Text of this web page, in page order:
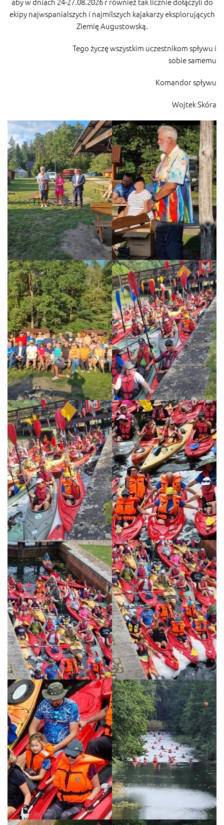
ekipy najwspanialszych i najmilszych kajakarzy eksplorujących
Ziemię Augustowską.
Tego życzę wszystkim uczestnikom spływu i
sobie samemu
Komandor spływu
Wojtek Skóra